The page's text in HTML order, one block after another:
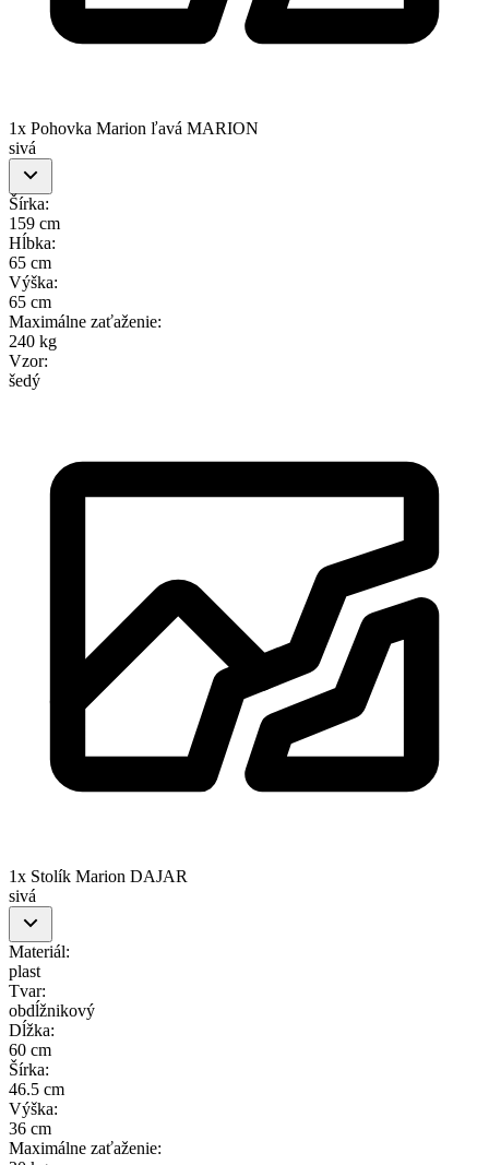
1x Pohovka Marion ľavá MARION
sivá
Šírka:
159 cm
Hĺbka:
65 cm
Výška:
65 cm
Maximálne zaťaženie:
240 kg
Vzor:
šedý
1x Stolík Marion DAJAR
sivá
Materiál:
plast
Tvar:
obdĺžnikový
Dĺžka:
60 cm
Šírka:
46.5 cm
Výška:
36 cm
Maximálne zaťaženie: